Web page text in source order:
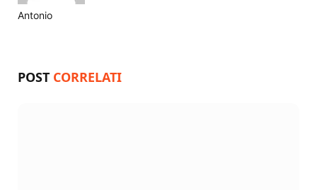
Antonio
POST CORRELATI